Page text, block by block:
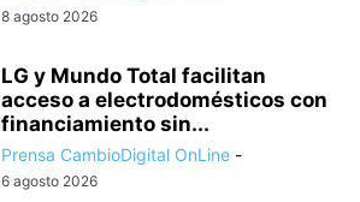
8 agosto 2026
LG y Mundo Total facilitan
acceso a electrodomésticos con
financiamiento sin...
Prensa CambioDigital OnLine -
6 agosto 2026